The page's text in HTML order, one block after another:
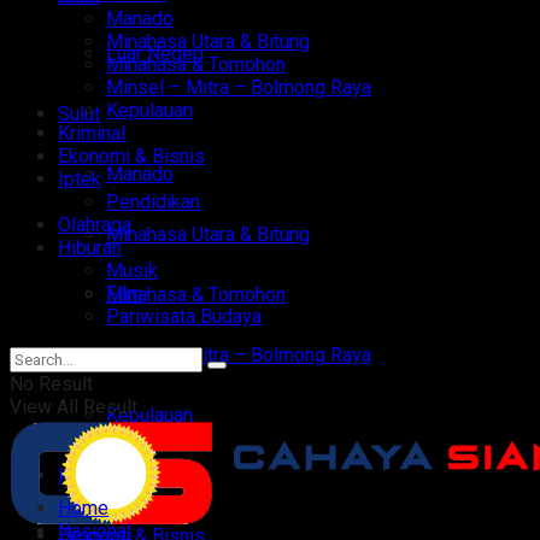
Luar Negeri
Sulut
Manado
Minahasa Utara & Bitung
Minahasa & Tomohon
Minsel – Mitra – Bolmong Raya
Kepulauan
Kriminal
Manado
Minahasa Utara & Bitung
Minahasa & Tomohon
Minsel – Mitra – Bolmong Raya
Kepulauan
Kriminal
Ekonomi & Bisnis
Iptek
Pendidikan
Olahraga
Hiburan
Musik
Film
Pariwisata Budaya
No Result
View All Result
Home
Nasional